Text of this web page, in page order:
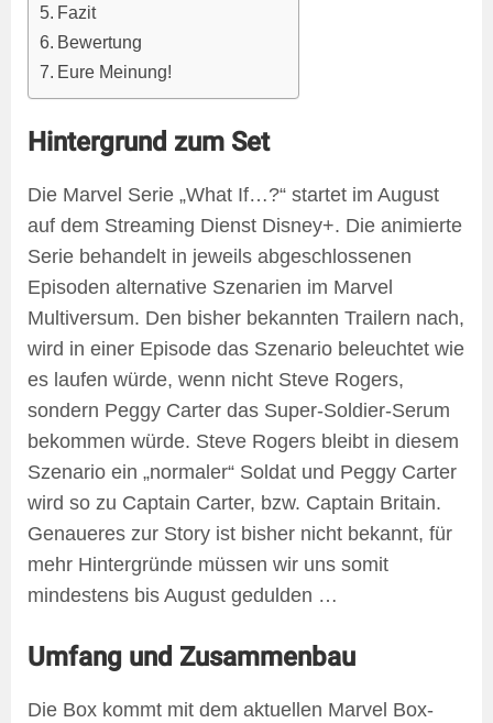
Fazit
Bewertung
Eure Meinung!
Hintergrund zum Set
Die Marvel Serie „What If…?“ startet im August
auf dem Streaming Dienst Disney+. Die animierte
Serie behandelt in jeweils abgeschlossenen
Episoden alternative Szenarien im Marvel
Multiversum. Den bisher bekannten Trailern nach,
wird in einer Episode das Szenario beleuchtet wie
es laufen würde, wenn nicht Steve Rogers,
sondern Peggy Carter das Super-Soldier-Serum
bekommen würde. Steve Rogers bleibt in diesem
Szenario ein „normaler“ Soldat und Peggy Carter
wird so zu Captain Carter, bzw. Captain Britain.
Genaueres zur Story ist bisher nicht bekannt, für
mehr Hintergründe müssen wir uns somit
mindestens bis August gedulden …
Umfang und Zusammenbau
Die Box kommt mit dem aktuellen Marvel Box-